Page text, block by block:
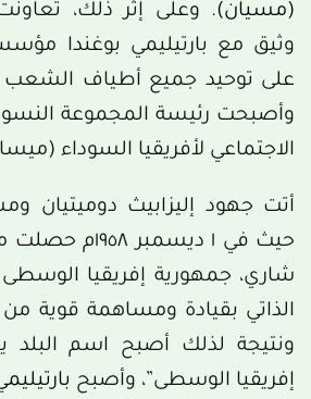
(مسيان). وعلى إثر ذلك،
وثيق مع بارتيليمي بوغندا
على توحيد جميع أطياف الشعب
وأصبحت رئيسة المجموعة
الاجتماعي لأفريقيا السوداء
أتت جهود إليزابيث دوميتيان
حيث في ١ ديسمبر
شاري، جمهورية إفريقيا الوسطى
الذاتي بقيادة ومساهمة قوية من
ونتيجة لذلك أصبح اسم البلد
إفريقيا الوسطى”، وأصبح